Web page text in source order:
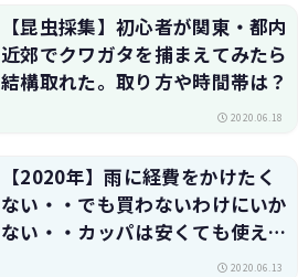
【昆虫採集】初心者が関東・都内
近郊でクワガタを捕まえてみたら
結構取れた。取り方や時間帯は？
2020.06.18
【2020年】雨に経費をかけたく
ない・・でも買わないわけにいか
ない・・カッパは安くても使え
る？梅雨のバイク自転車通勤に向
2020.06.13